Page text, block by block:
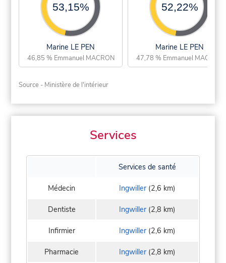
53,15%
Marine LE PEN
46,85 % Emmanuel MACRON
52,22%
Marine LE PEN
47,78 % Emmanuel MACRON
Source - Ministère de l'intérieur
Services
Services de santé
Médecin Ingwiller (2,6 km)
Dentiste Ingwiller (2,8 km)
Infirmier Ingwiller (2,6 km)
Pharmacie Ingwiller (2,8 km)